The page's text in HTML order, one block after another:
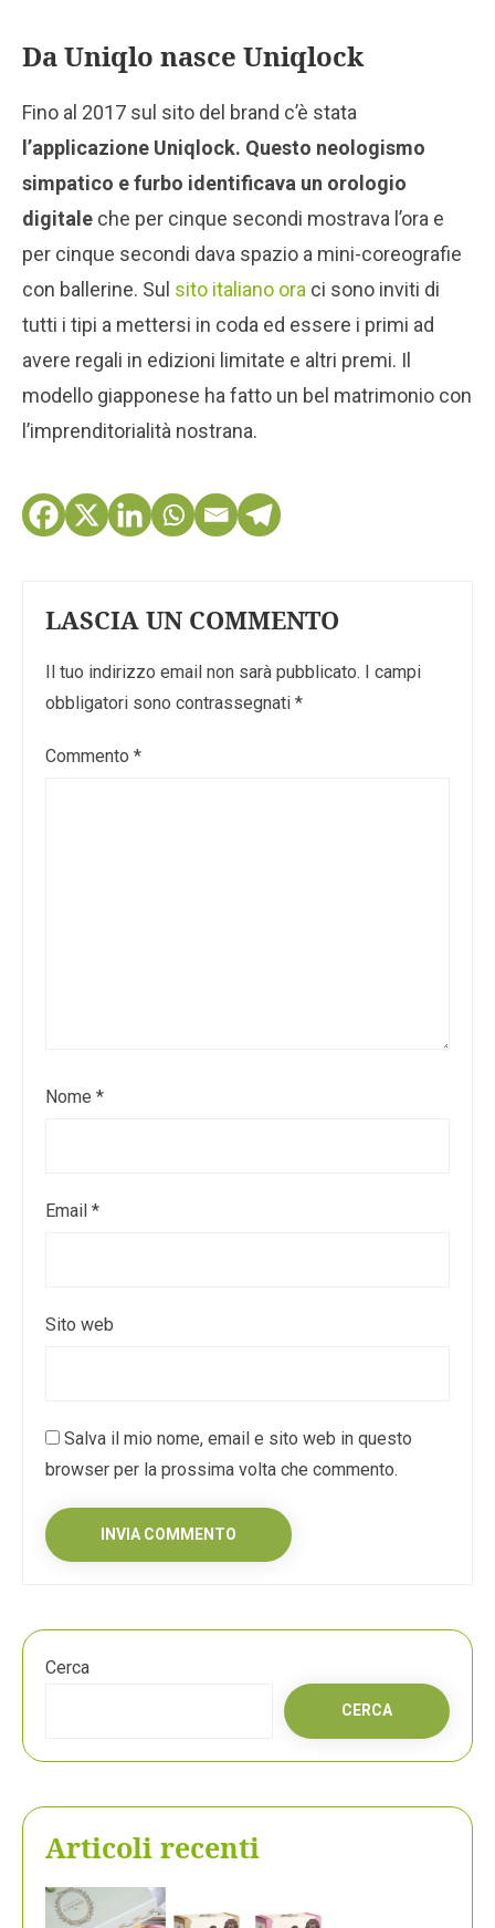
Da Uniqlo nasce Uniqlock
Fino al 2017 sul sito del brand c’è stata
l’applicazione Uniqlock. Questo neologismo
simpatico e furbo identificava un orologio
digitale che per cinque secondi mostrava l’ora e
per cinque secondi dava spazio a mini-coreografie
con ballerine. Sul sito italiano ora ci sono inviti di
tutti i tipi a mettersi in coda ed essere i primi ad
avere regali in edizioni limitate e altri premi. Il
modello giapponese ha fatto un bel matrimonio con
l’imprenditorialità nostrana.
LASCIA UN COMMENTO
Il tuo indirizzo email non sarà pubblicato. I campi
obbligatori sono contrassegnati *
Commento *
Nome *
Email *
Sito web
Salva il mio nome, email e sito web in questo
browser per la prossima volta che commento.
Cerca
CERCA
Articoli recenti